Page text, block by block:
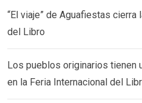
“El viaje” de Aguafiestas
del Libro
Los pueblos originarios tienen
en la Feria Internacional del